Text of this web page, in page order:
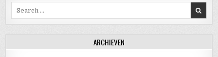
Search for:
ARCHIEVEN